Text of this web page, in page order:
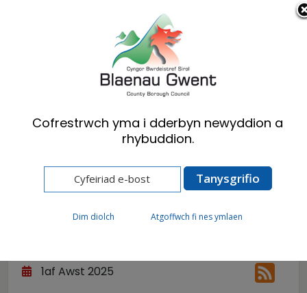
Cymraeg English
Newyddion
Llongyfarchiadau Gillian
1af Awst 2025
Cofrestrwch yma i dderbyn newyddion a
rhybuddion.
Dim diolch Atgoffwch fi nes ymlaen